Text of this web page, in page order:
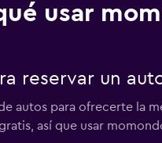
usar
reservar un
autos para ofrecerte la
así que usar